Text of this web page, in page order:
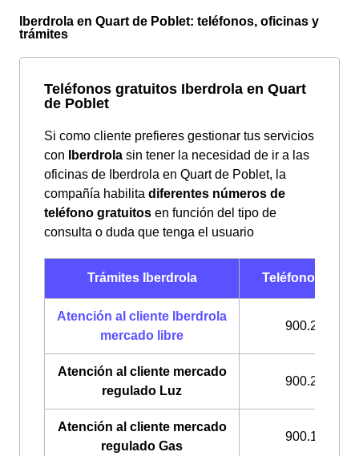
Iberdrola en Quart de Poblet: teléfonos, oficinas y
trámites
Teléfonos gratuitos Iberdrola en Quart
de Poblet
Si como cliente prefieres gestionar tus servicios
con
Iberdrola sin tener la necesidad de ir a las
oficinas de Iberdrola en Quart de Poblet, la
compañía habilita diferentes números de
teléfono gratuitos en función del tipo de
consulta o duda que tenga el usuario
Trámites Iberdrola Teléfonos
Atención al cliente Iberdrola
mercado libre
900.225.235
Atención al cliente mercado
regulado Luz
900.200.708
Atención al cliente mercado
regulado Gas
900.100.309